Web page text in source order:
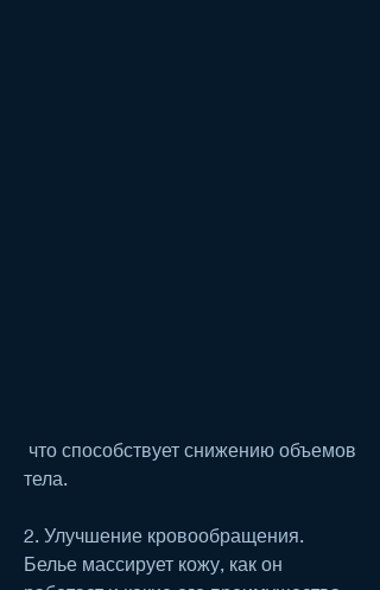
тела.
2. Улучшение кровообращения.
Белье массирует кожу, как он